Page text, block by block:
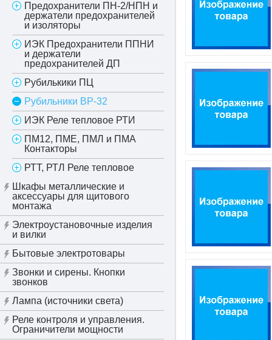
Предохранители ПН-2/НПН и
держатели предохранителей
и изоляторы
ИЭК Предохранители ППНИ
и держатели
предохранителей ДП
Рубилькики ПЦ
Рубильники ВР-32
ИЭК Реле тепловое РТИ
ПМ12, ПМЕ, ПМЛ и ПМА
Контакторы
РТТ, РТЛ Реле тепловое
Шкафы металлические и
аксессуары для щитового
монтажа
Электроустановочные изделия
и вилки
Бытовые электротовары
Звонки и сирены. Кнопки
звонков
Лампа (источники света)
Реле контроля и управления.
Ограничители мощности